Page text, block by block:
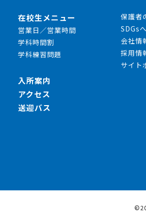
在校生メニュー
営業日／営業時間
学科時間割
学科練習問題
入所案内
アクセス
送迎バス
保護者
SDGs
会社情
採用情
サイト